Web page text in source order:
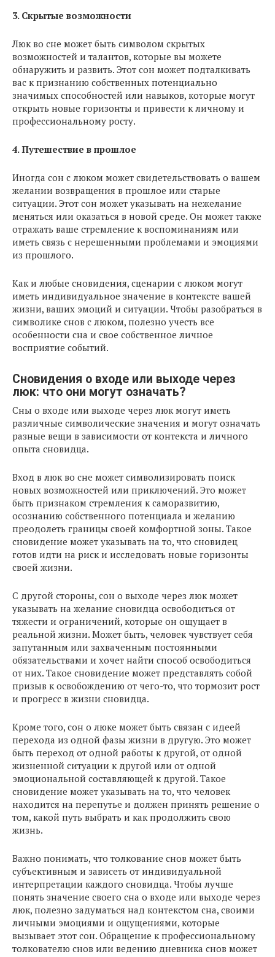
3. Скрытые возможности
Люк во сне может быть символом скрытых
возможностей и талантов, которые вы можете
обнаружить и развить. Этот сон может подталкивать
вас к признанию собственных потенциально
значимых способностей или навыков, которые могут
открыть новые горизонты и привести к личному и
профессиональному росту.
4. Путешествие в прошлое
Иногда сон с люком может свидетельствовать о вашем
желании возвращения в прошлое или старые
ситуации. Этот сон может указывать на нежелание
меняться или оказаться в новой среде. Он может также
отражать ваше стремление к воспоминаниям или
иметь связь с нерешенными проблемами и эмоциями
из прошлого.
Как и любые сновидения, сценарии с люком могут
иметь индивидуальное значение в контексте вашей
жизни, ваших эмоций и ситуации. Чтобы разобраться в
символике снов с люком, полезно учесть все
особенности сна и свое собственное личное
восприятие событий.
Сновидения о входе или выходе через
люк: что они могут означать?
Сны о входе или выходе через люк могут иметь
различные символические значения и могут означать
разные вещи в зависимости от контекста и личного
опыта сновидца.
Вход в люк во сне может символизировать поиск
новых возможностей или приключений. Это может
быть признаком стремления к саморазвитию,
осознанию собственного потенциала и желанию
преодолеть границы своей комфортной зоны. Такое
сновидение может указывать на то, что сновидец
готов идти на риск и исследовать новые горизонты
своей жизни.
С другой стороны, сон о выходе через люк может
указывать на желание сновидца освободиться от
тяжести и ограничений, которые он ощущает в
реальной жизни. Может быть, человек чувствует себя
запутанным или захваченным постоянными
обязательствами и хочет найти способ освободиться
от них. Такое сновидение может представлять собой
призыв к освобождению от чего-то, что тормозит рост
и прогресс в жизни сновидца.
Кроме того, сон о люке может быть связан с идеей
перехода из одной фазы жизни в другую. Это может
быть переход от одной работы к другой, от одной
жизненной ситуации к другой или от одной
эмоциональной составляющей к другой. Такое
сновидение может указывать на то, что человек
находится на перепутье и должен принять решение о
том, какой путь выбрать и как продолжить свою
жизнь.
Важно понимать, что толкование снов может быть
субъективным и зависеть от индивидуальной
интерпретации каждого сновидца. Чтобы лучше
понять значение своего сна о входе или выходе через
люк, полезно задуматься над контекстом сна, своими
личными эмоциями и ощущениями, которые
вызывает этот сон. Обращение к профессиональному
толкователю снов или ведению дневника снов может